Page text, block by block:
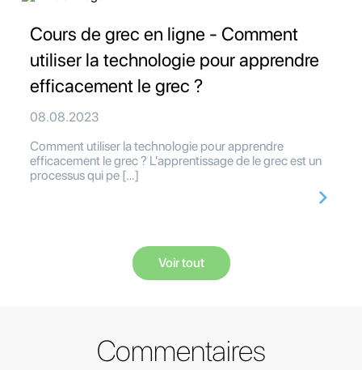
Cours de grec en ligne - Comment
utiliser la technologie pour apprendre
efficacement le grec ?
08.08.2023
Comment utiliser la technologie pour apprendre
efficacement le grec ? L'apprentissage de le grec est un
processus qui pe […]
Voir tout
Commentaires